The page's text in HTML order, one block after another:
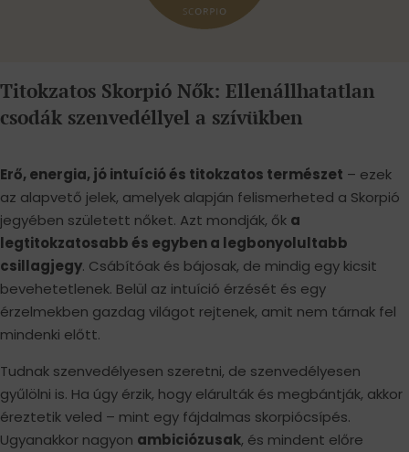
Titokzatos Skorpió Nők: Ellenállhatatlan
csodák szenvedéllyel a szívükben
Erő, energia, jó intuíció és titokzatos természet – ezek
az alapvető jelek, amelyek alapján felismerheted a Skorpió
jegyében született nőket. Azt mondják, ők a
legtitokzatosabb és egyben a legbonyolultabb
csillagjegy. Csábítóak és bájosak, de mindig egy kicsit
bevehetetlenek. Belül az intuíció érzését és egy
érzelmekben gazdag világot rejtenek, amit nem tárnak fel
mindenki előtt.
Tudnak szenvedélyesen szeretni, de szenvedélyesen
gyűlölni is. Ha úgy érzik, hogy elárulták és megbántják, akkor
éreztetik veled – mint egy fájdalmas skorpiócsípés.
Ugyanakkor nagyon ambiciózusak, és mindent előre